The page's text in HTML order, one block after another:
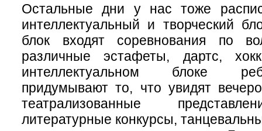
Остальные дни у нас тоже
интеллектуальный и творческий
блок входят соревнования по
различные эстафеты, дартс,
интеллектуальном блоке
придумывают то, что увидят
театрализованные
литературные конкурсы,